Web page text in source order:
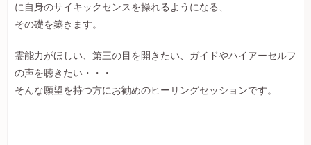
に自身のサイキックセンスを操れるようになる、
その礎を築きます。
霊能力がほしい、第三の目を開きたい、ガイドやハイアーセルフ
の声を聴きたい・・・
そんな願望を持つ方にお勧めのヒーリングセッションです。